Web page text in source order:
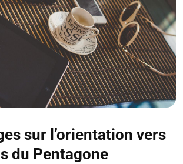
sur l’orientation vers
du Pentagone